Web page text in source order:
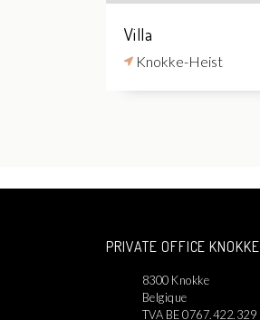
Villa
Knokke-Heist
PRIVATE OFFICE KNOKKE
8300 Knokke
Belgique
TVA BE 0767.422.329